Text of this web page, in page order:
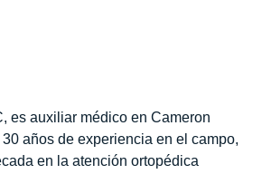
es auxiliar médico en Cameron
años de experiencia en el campo,
en la atención ortopédica